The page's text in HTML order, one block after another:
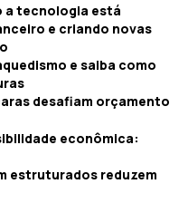
a tecnologia está
e criando novas
e saiba como
desafiam orçamento
econômica:
estruturados reduzem